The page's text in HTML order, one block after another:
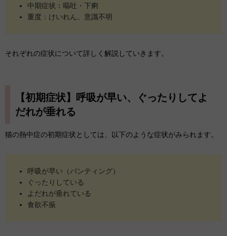
中期症状：嘔吐・下痢
重度：けいれん、意識不明
それぞれの症状について詳しく解説していきます。
【初期症状】呼吸が早い、ぐったりしてよ
だれが垂れる
猫の熱中症の初期症状としては、以下のような症状がみられます。
呼吸が早い（パンティング）
ぐったりしている
よだれが垂れている
食欲不振